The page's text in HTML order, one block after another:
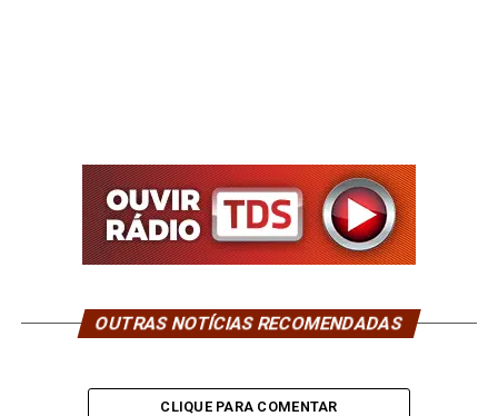
OUTRAS NOTÍCIAS RECOMENDADAS
CLIQUE PARA COMENTAR